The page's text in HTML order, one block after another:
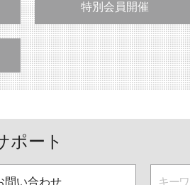
特別会員開催
ポート
問い合わせ